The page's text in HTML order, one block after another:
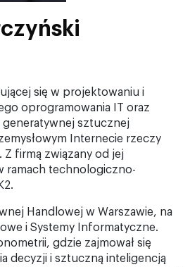
się w projektowaniu i
oprogramowania IT oraz
sztucznej
Internecie rzeczy
Z firmą związany od jej
ramach technologiczno-
Handlowej w Warszawie, na
i Systemy Informatyczne.
gdzie zajmował się
decyzji i sztuczną inteligencją